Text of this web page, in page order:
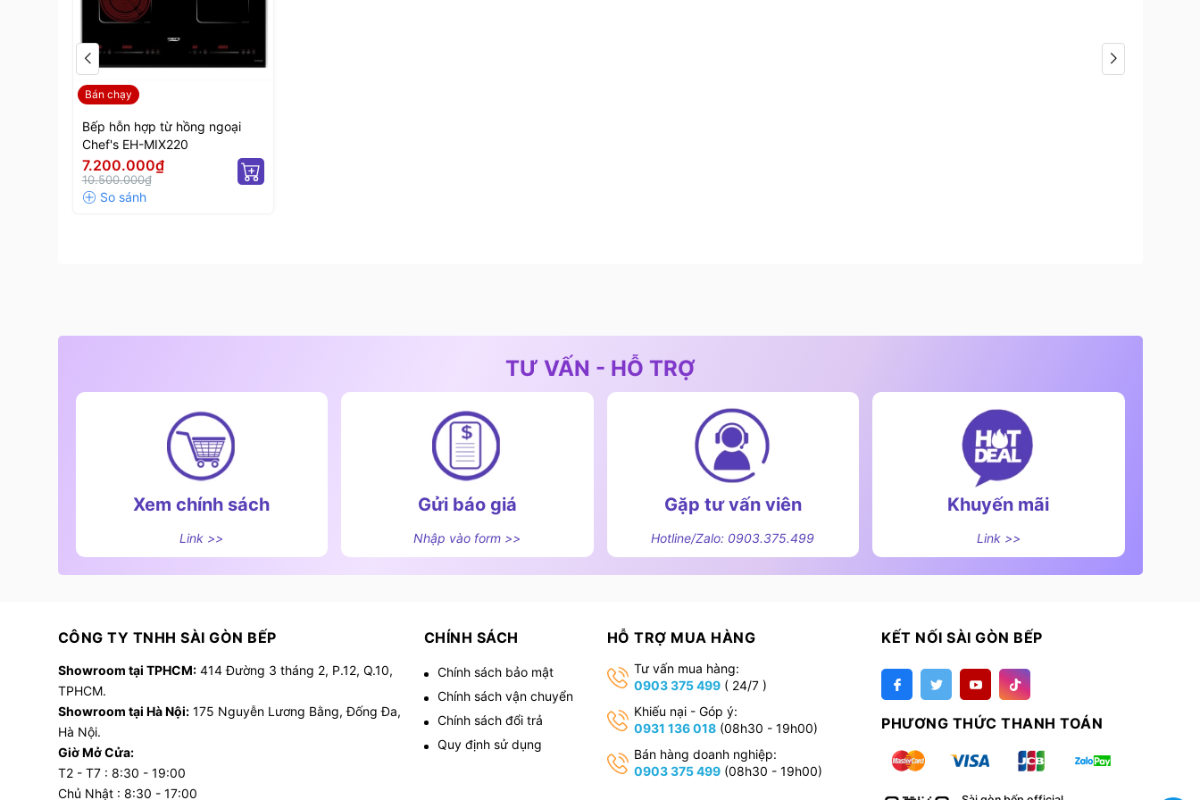
- Tự động ngắt khi không có nồi: Bếp tự nhận diện và ngắt công suất khi không có nồi trên vùng nấu,
tránh hao phí điện năng và tăng độ an toàn.
Các tính năng nổi bật trên bếp từ Chefs EH-MIX220
Để sử dụng bếp hiệu quả:
- Lau sạch mặt bếp sau khi nấu, tránh để dầu mỡ, thức ăn thừa tích tụ.
- Khi vệ sinh, chỉ dùng khăn mềm ẩm và dung dịch chuyên dụng cho mặt kính bếp.
- Không dùng vật sắc nhọn cạo hoặc chà mạnh lên mặt kính.
Bán chạy
Bếp hỗn hợp từ hồng ngoại
Chef's EH-MIX220
7.200.000₫
10.500.000₫
TƯ VẤN - HỖ TRỢ
Xem chính sách
Link >>
Gửi báo giá
Nhập vào form >>
Gặp tư vấn viên
Hotline/Zalo: 0903.375.499
Khuyến mãi
Link >>
CÔNG TY TNHH SÀI GÒN BẾP
Showroom tại TPHCM:414 Đường 3 tháng 2, P.12, Q.10,
TPHCM.
Showroom tại Hà Nội:175 Nguyễn Lương Bằng, Đống Đa,
Hà Nội.
Giờ Mở Cửa:
T2 - T7 : 8:30 - 19:00
Chủ Nhật : 8:30 - 17:00
CHÍNH SÁCH
Chính sách bảo mật
Chính sách vận chuyển
Chính sách đổi trả
Quy định sử dụng
HỖ TRỢ MUA HÀNG
Tư vấn mua hàng:
0903 375 499( 24/7 )
Khiếu nại - Góp ý:
0931 136 018(08h30 - 19h00)
Bán hàng doanh nghiệp:
0903 375 499(08h30 - 19h00)
KẾT NỐI SÀI GÒN BẾP
PHƯƠNG THỨC THANH TOÁN